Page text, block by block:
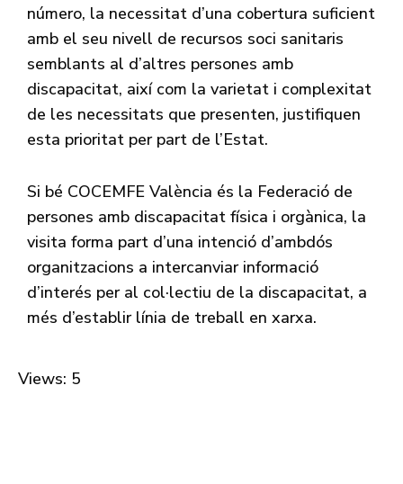
número, la necessitat d’una cobertura suficient
amb el seu nivell de recursos soci sanitaris
semblants al d’altres persones amb
discapacitat, així com la varietat i complexitat
de les necessitats que presenten, justifiquen
esta prioritat per part de l’Estat.
Si bé COCEMFE València és la Federació de
persones amb discapacitat física i orgànica, la
visita forma part d’una intenció d’ambdós
organitzacions a intercanviar informació
d’interés per al col·lectiu de la discapacitat, a
més d’establir línia de treball en xarxa.
Views: 5